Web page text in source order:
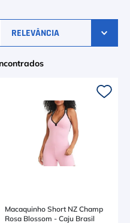
RELEVÂNCIA
Macaquinho Short NZ Champ
Rosa Blossom - Caju Brasil